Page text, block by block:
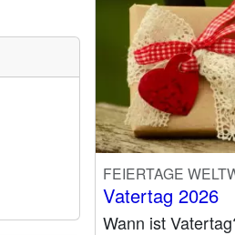
FEIERTAGE
Vatertag 2026
Wann ist